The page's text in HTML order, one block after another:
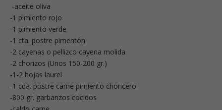
-aceite oliva
-1 pimiento rojo
-1 pimiento verde
-1 cta. postre pimentón
-2 cayenas o pellizco cayena molida
-2 chorizos (Unos 150-200 gr.)
-1-2 hojas laurel
-1 cda. postre carne pimiento choricero
-800 gr. garbanzos cocidos